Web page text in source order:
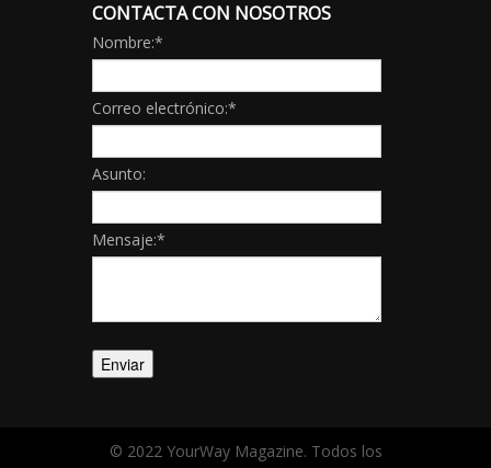
CONTACTA CON NOSOTROS
Nombre:*
Correo electrónico:*
Asunto:
Mensaje:*
© 2022 YourWay Magazine. Todos los